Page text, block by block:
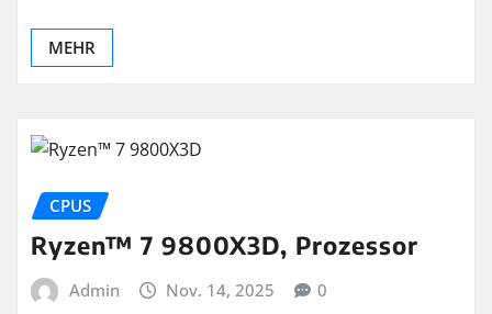
MEHR
CPUS
Ryzen™ 7 9800X3D, Prozessor
Admin Nov. 14, 2025 0